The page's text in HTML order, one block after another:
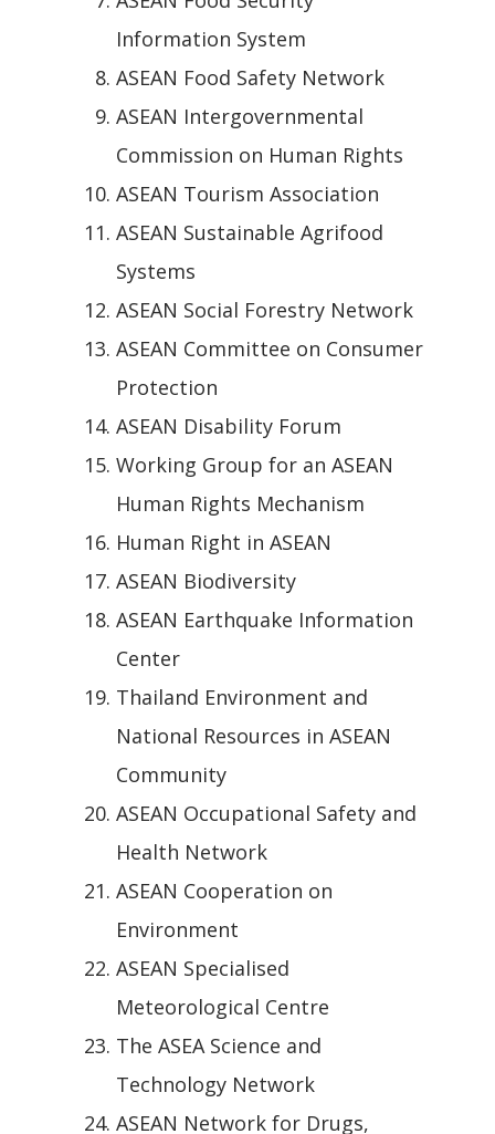
Information System
ASEAN Food Safety Network
ASEAN Intergovernmental
Commission on Human Rights
ASEAN Tourism Association
ASEAN Sustainable Agrifood
Systems
ASEAN Social Forestry Network
ASEAN Committee on Consumer
Protection
ASEAN Disability Forum
Working Group for an ASEAN
Human Rights Mechanism
Human Right in ASEAN
ASEAN Biodiversity
ASEAN Earthquake Information
Center
Thailand Environment and
National Resources in ASEAN
Community
ASEAN Occupational Safety and
Health Network
ASEAN Cooperation on
Environment
ASEAN Specialised
Meteorological Centre
The ASEA Science and
Technology Network
ASEAN Network for Drugs,